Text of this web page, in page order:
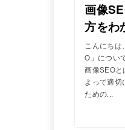
画像
方をわ
こんにち
O」につい
画像SEOと
よって適切
ための...